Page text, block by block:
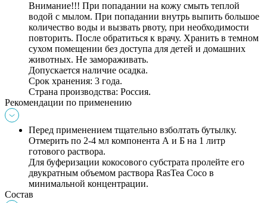
Внимание!!! При попадании на кожу смыть теплой
водой с мылом. При попадании внутрь выпить большое
количество воды и вызвать рвоту, при необходимости
повторить. После обратиться к врачу. Хранить в темном
сухом помещении без доступа для детей и домашних
животных. Не замораживать.
Допускается наличие осадка.
Срок хранения: 3 года.
Страна производства: Россия.
Рекомендации по применению
Перед применением тщательно взболтать бутылку.
Отмерить по 2-4 мл компонента А и Б на 1 литр
готового раствора.
Для буферизации кокосового субстрата пролейте его
двукратным объемом раствора RasTea Coco в
минимальной концентрации.
Состав